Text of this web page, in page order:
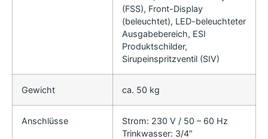
(FSS), Front-Display
(beleuchtet), LED-beleuchteter
Ausgabebereich, ESI
Produktschilder,
Sirupeinspritzventil (SIV)
Gewicht ca. 50 kg
Anschlüsse
Strom: 230 V / 50 – 60 Hz
Trinkwasser: 3/4″